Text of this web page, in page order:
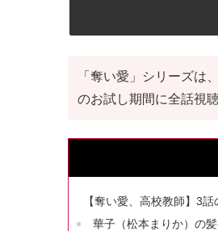
「奪い愛」シリーズは
のお試し期間に全話視
【奪い愛、高校教師】3話
華子（松本まりか）の